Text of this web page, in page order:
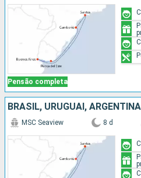
Pensão completa
BRASIL, URUGUAI, ARGENTINA
MSC Seaview 8 d